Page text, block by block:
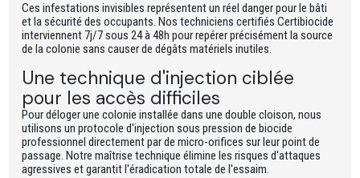
Ces infestations invisibles représentent un réel danger pour le bâti
et la sécurité des occupants. Nos techniciens certifiés Certibiocide
interviennent 7j/7 sous 24 à 48h pour repérer précisément la source
de la colonie sans causer de dégâts matériels inutiles.
Une technique d'injection ciblée
pour les accès difficiles
Pour déloger une colonie installée dans une double cloison, nous
utilisons un protocole d'injection sous pression de biocide
professionnel directement par de micro-orifices sur leur point de
passage. Notre maîtrise technique élimine les risques d'attaques
agressives et garantit l'éradication totale de l'essaim.